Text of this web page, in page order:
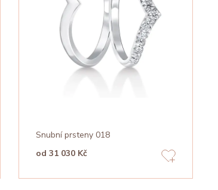
Snubní prsteny 018
od 31 030 Kč